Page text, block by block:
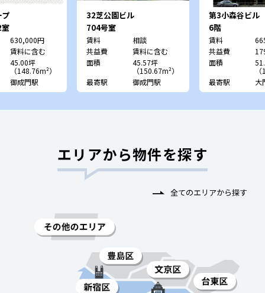
630,000円
賃料に含む
45.00坪
（148.76m²）
御成門駅
32芝公園ビル
704号室
賃料
相談
共益費
賃料に含む
面積
45.57坪
（150.67m²）
最寄駅
御成門駅
第3小森谷ビル
6階
賃料
共益費
面積
最寄駅
大
エリアから物件を探す
全てのエリアから探す